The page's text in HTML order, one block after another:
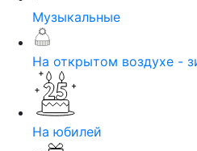
Музыкальные
На открытом воздухе -
На юбилей